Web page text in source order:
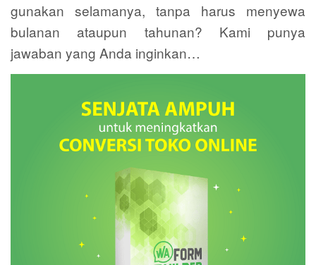
gunakan selamanya, tanpa harus menyewa
bulanan ataupun tahunan? Kami punya
jawaban yang Anda inginkan…